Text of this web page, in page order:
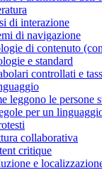
di interazione
di navigazione
di contenuto
e standard
controllati e
leggono le persone
per un
collaborativa
critique
e